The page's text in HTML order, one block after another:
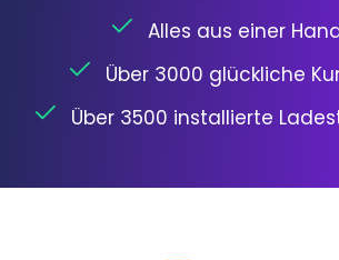
Alles aus einer
Über 3000 glückliche
Über 3500 installierte